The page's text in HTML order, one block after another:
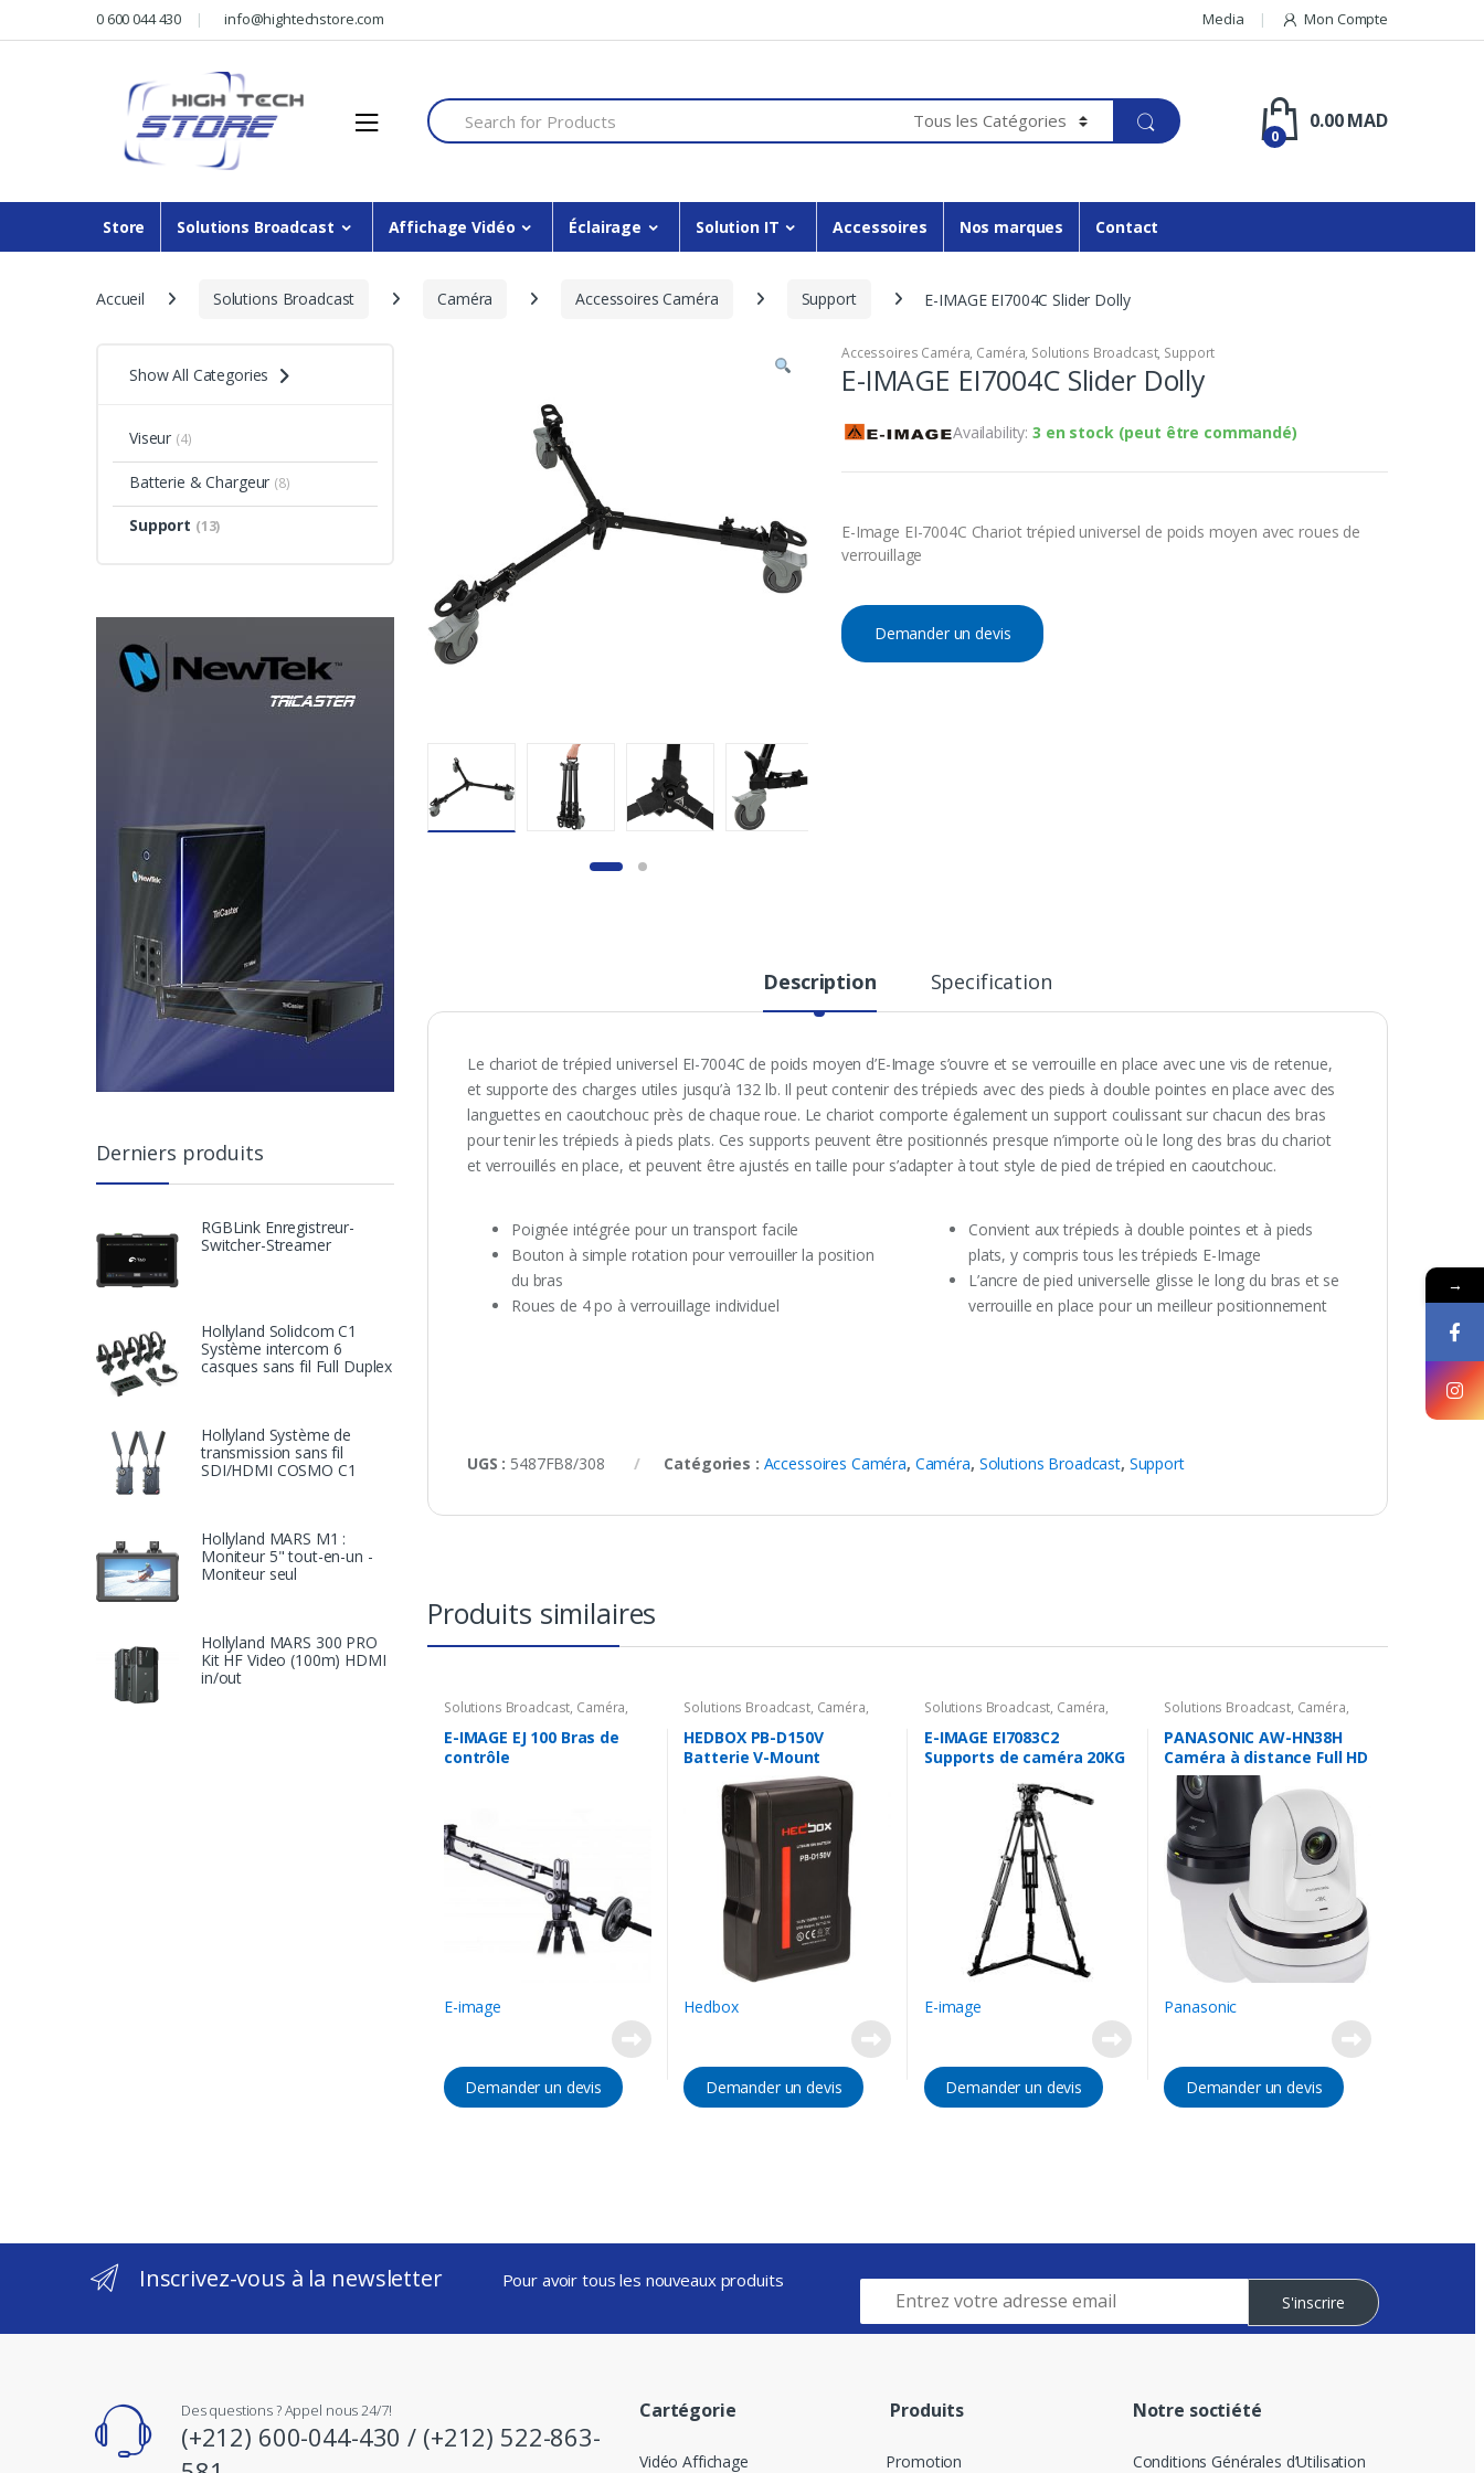
to
to
0 600 044 430 info@hightechstore.com Media Mon Compte
Search for:
0
0.00MAD
Store Solutions Broadcast Affichage Vidéo Éclairage Solution IT Accessoires Nos marques Contact
Accueil Solutions Broadcast Caméra Accessoires Caméra Support E-IMAGE EI7004C Slider Dolly
Accessoires Caméra, Caméra, Solutions Broadcast, Support
E-IMAGE EI7004C Slider Dolly
Availability:3 en stock (peut être commandé)
E-Image EI-7004C Chariot trépied universel de poids moyen avec roues de
verrouillage
Demander un devis
Description Specification
Le chariot de trépied universel EI-7004C de poids moyen d’E-Image s’ouvre et se verrouille en place avec une vis de retenue,
et supporte des charges utiles jusqu’à 132 lb. Il peut contenir des trépieds avec des pieds à double pointes en place avec des
languettes en caoutchouc près de chaque roue. Le chariot comporte également un support coulissant sur chacun des bras
pour tenir les trépieds à pieds plats. Ces supports peuvent être positionnés presque n’importe où le long des bras du chariot
et verrouillés en place, et peuvent être ajustés en taille pour s’adapter à tout style de pied de trépied en caoutchouc.
Poignée intégrée pour un transport facile
Bouton à simple rotation pour verrouiller la position
du bras
Roues de 4 po à verrouillage individuel
Convient aux trépieds à double pointes et à pieds
plats, y compris tous les trépieds E-Image
L’ancre de pied universelle glisse le long du bras et se
verrouille en place pour un meilleur positionnement
UGS : 5487FB8/308 Catégories : Accessoires Caméra, Caméra, Solutions Broadcast, Support
Produits similaires
Solutions Broadcast, Caméra,
Accessoires Caméra Support
E-IMAGE EJ 100 Bras de
contrôle
E-image
Demander un devis
Solutions Broadcast, Caméra,
Accessoires Caméra, Batterie &
Chargeur
HEDBOX PB-D150V
Batterie V-Mount
Hedbox
Demander un devis
Solutions Broadcast, Caméra,
Accessoires Caméra Support
E-IMAGE EI7083C2
Supports de caméra 20KG
E-image
Demander un devis
Solutions Broadcast, Caméra,
PANASONIC AW-HN38H
Caméra à distance Full HD
Panasonic
Demander un devis
Show All Categories
Viseur (4)
Batterie & Chargeur (8)
Support (13)
Derniers produits
RGBLink Enregistreur-
Switcher-Streamer
Hollyland Solidcom C1
Système intercom 6
casques sans fil Full Duplex
Hollyland Système de
transmission sans fil
SDI/HDMI COSMO C1
Hollyland MARS M1 :
Moniteur 5" tout-en-un -
Moniteur seul
Hollyland MARS 300 PRO
Kit HF Video (100m) HDMI
in/out
Inscrivez-vous à la newsletter Pour avoir tous les nouveaux produits
S'inscrire
Des questions ? Appel nous 24/7!
(+212) 600-044-430 / (+212) 522-863-
Cartégorie
Vidéo Affichage
Produits
Promotion
Notre soctiété
Conditions Générales d’Utilisation
→